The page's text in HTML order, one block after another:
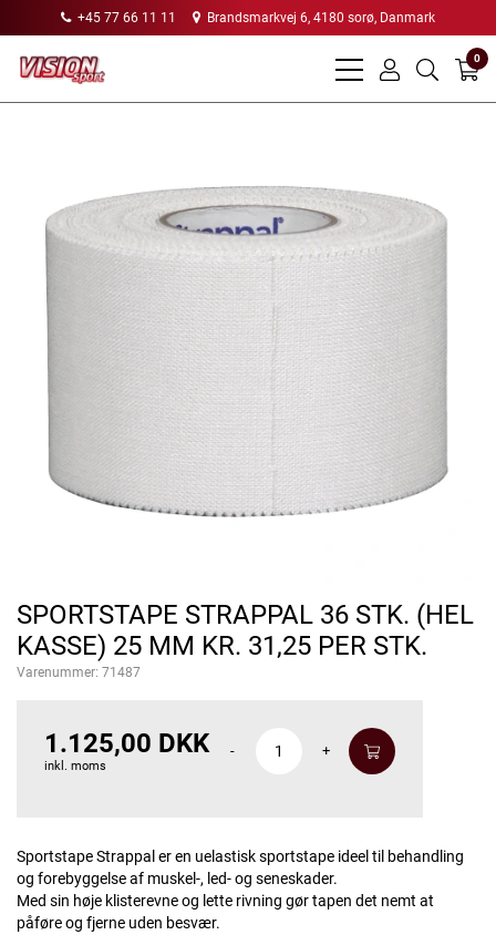
+45 77 66 11 11 Brandsmarkvej 6, 4180 sorø, Danmark
bars
user
search
0
SPORTSTAPE STRAPPAL 36 STK. (HEL
KASSE) 25 MM KR. 31,25 PER STK.
Varenummer: 71487
1.125,00 DKK
inkl. moms
- +
Sportstape Strappal er en uelastisk sportstape ideel til behandling
og forebyggelse af muskel-, led- og seneskader.
Med sin høje klisterevne og lette rivning gør tapen det nemt at
påføre og fjerne uden besvær.